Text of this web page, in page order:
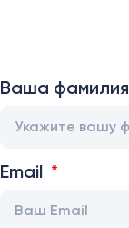
Ваша фамилия
Email